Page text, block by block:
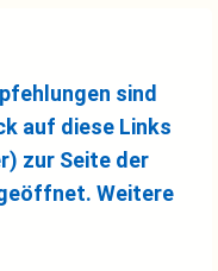
sind
auf diese Links
zur Seite der
Weitere